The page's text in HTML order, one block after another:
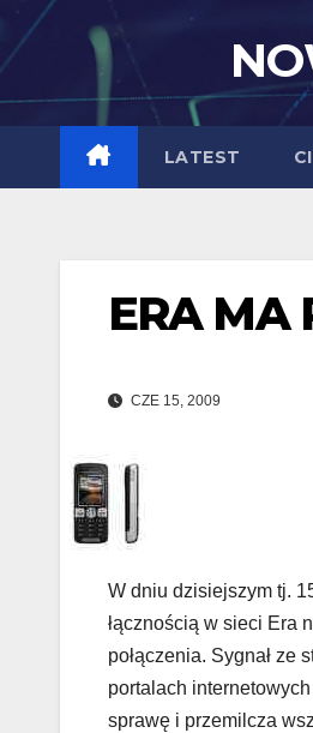
Skip
to
LATEST
ERA MA
CZE 15, 2009
W dniu dzisiejszym tj.
łącznością w sieci Era
połączenia. Sygnał ze
portalach
sprawę i przemilcza